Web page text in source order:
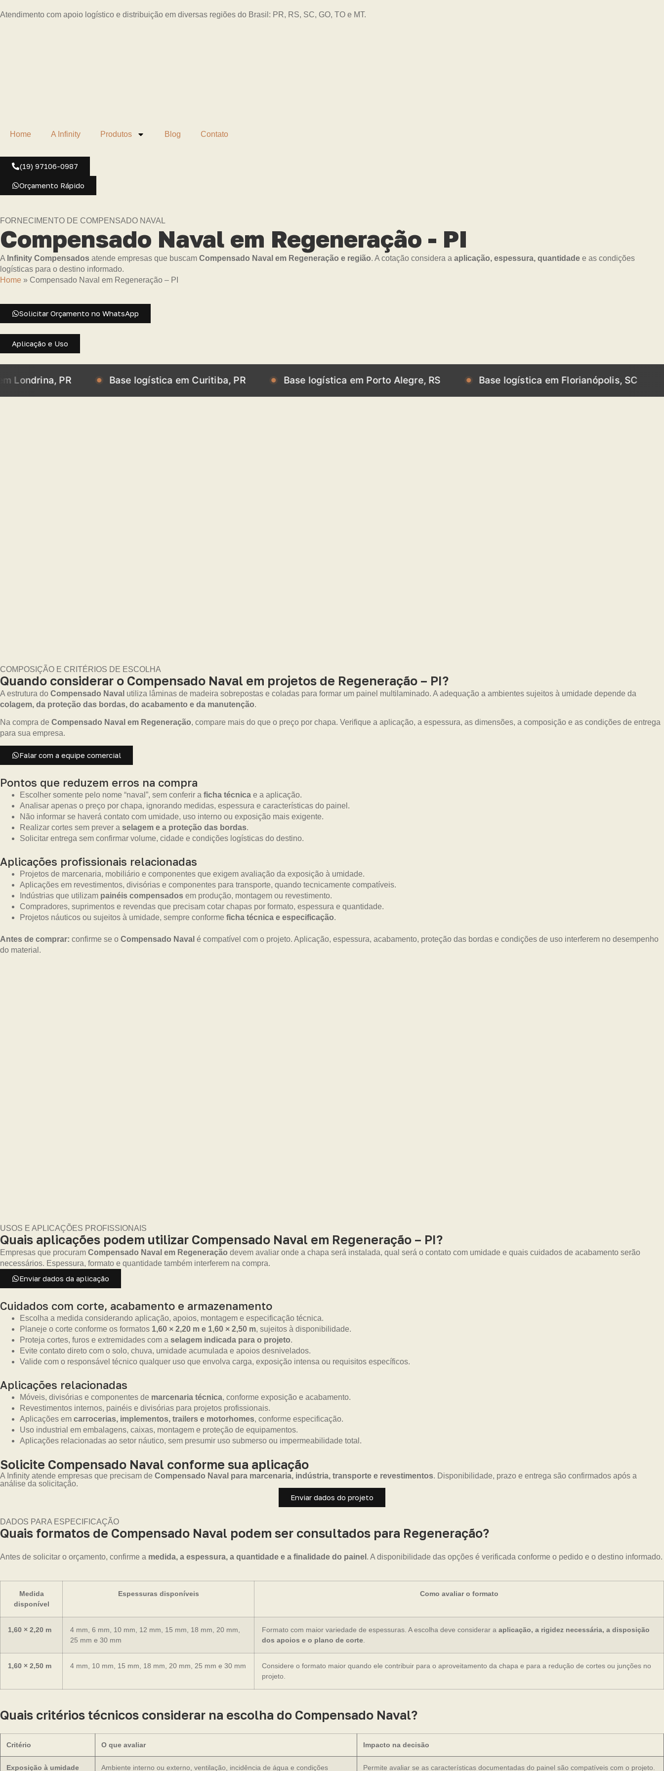
Atendimento com apoio logístico e distribuição em diversas regiões do Brasil: PR, RS, SC, GO, TO e MT.
Home A Infinity Produtos Blog Contato
(19) 97106-0987
Orçamento Rápido
FORNECIMENTO DE COMPENSADO NAVAL
Compensado Naval em Regeneração - PI
A Infinity Compensados atende empresas que buscam Compensado Naval em Regeneração e região. A cotação considera a aplicação, espessura, quantidade e as condições
logísticas para o destino informado.
Home » Compensado Naval em Regeneração – PI
Solicitar Orçamento no WhatsApp
Aplicação e Uso
PR Base logística em Curitiba, PR Base logística em Porto Alegre, RS Base logística em Florianópolis, SC Base
COMPOSIÇÃO E CRITÉRIOS DE ESCOLHA
Quando considerar o Compensado Naval em projetos de Regeneração – PI?
A estrutura do Compensado Naval utiliza lâminas de madeira sobrepostas e coladas para formar um painel multilaminado. A adequação a ambientes sujeitos à umidade depende da
colagem, da proteção das bordas, do acabamento e da manutenção.
Na compra de Compensado Naval em Regeneração, compare mais do que o preço por chapa. Verifique a aplicação, a espessura, as dimensões, a composição e as condições de entrega
para sua empresa.
Falar com a equipe comercial
Pontos que reduzem erros na compra
Escolher somente pelo nome “naval”, sem conferir a ficha técnica e a aplicação.
Analisar apenas o preço por chapa, ignorando medidas, espessura e características do painel.
Não informar se haverá contato com umidade, uso interno ou exposição mais exigente.
Realizar cortes sem prever a selagem e a proteção das bordas.
Solicitar entrega sem confirmar volume, cidade e condições logísticas do destino.
Aplicações profissionais relacionadas
Projetos de marcenaria, mobiliário e componentes que exigem avaliação da exposição à umidade.
Aplicações em revestimentos, divisórias e componentes para transporte, quando tecnicamente compatíveis.
Indústrias que utilizam painéis compensados em produção, montagem ou revestimento.
Compradores, suprimentos e revendas que precisam cotar chapas por formato, espessura e quantidade.
Projetos náuticos ou sujeitos à umidade, sempre conforme ficha técnica e especificação.
Antes de comprar: confirme se o Compensado Naval é compatível com o projeto. Aplicação, espessura, acabamento, proteção das bordas e condições de uso interferem no desempenho
do material.
USOS E APLICAÇÕES PROFISSIONAIS
Quais aplicações podem utilizar Compensado Naval em Regeneração – PI?
Empresas que procuram Compensado Naval em Regeneração devem avaliar onde a chapa será instalada, qual será o contato com umidade e quais cuidados de acabamento serão
necessários. Espessura, formato e quantidade também interferem na compra.
Enviar dados da aplicação
Cuidados com corte, acabamento e armazenamento
Escolha a medida considerando aplicação, apoios, montagem e especificação técnica.
Planeje o corte conforme os formatos 1,60 × 2,20 m e 1,60 × 2,50 m, sujeitos à disponibilidade.
Proteja cortes, furos e extremidades com a selagem indicada para o projeto.
Evite contato direto com o solo, chuva, umidade acumulada e apoios desnivelados.
Valide com o responsável técnico qualquer uso que envolva carga, exposição intensa ou requisitos específicos.
Aplicações relacionadas
Móveis, divisórias e componentes de marcenaria técnica, conforme exposição e acabamento.
Revestimentos internos, painéis e divisórias para projetos profissionais.
Aplicações em carrocerias, implementos, trailers e motorhomes, conforme especificação.
Uso industrial em embalagens, caixas, montagem e proteção de equipamentos.
Aplicações relacionadas ao setor náutico, sem presumir uso submerso ou impermeabilidade total.
Solicite Compensado Naval conforme sua aplicação
A Infinity atende empresas que precisam de Compensado Naval para marcenaria, indústria, transporte e revestimentos. Disponibilidade, prazo e entrega são confirmados após a
análise da solicitação.
Enviar dados do projeto
DADOS PARA ESPECIFICAÇÃO
Quais formatos de Compensado Naval podem ser consultados para Regeneração?
Antes de solicitar o orçamento, confirme a medida, a espessura, a quantidade e a finalidade do painel . A disponibilidade das opções é verificada conforme o pedido e o destino informado.
Medida
disponível
Espessuras disponíveis Como avaliar o formato
1,60 × 2,20 m
4 mm, 6 mm, 10 mm, 12 mm, 15 mm, 18 mm, 20 mm,
25 mm e 30 mm
Formato com maior variedade de espessuras. A escolha deve considerar a aplicação, a rigidez necessária, a disposição
dos apoios e o plano de corte
1,60 × 2,50 m 4 mm, 10 mm, 15 mm, 18 mm, 20 mm, 25 mm e 30 mm
Considere o formato maior quando ele contribuir para o aproveitamento da chapa e para a redução de cortes ou junções no
projeto.
Quais critérios técnicos considerar na escolha do Compensado Naval?
Critério O que avaliar Impacto na decisão
Exposição à umidade Ambiente interno ou externo, ventilação, incidência de água e condições Permite avaliar se as características documentadas do painel são compatíveis com o projeto.